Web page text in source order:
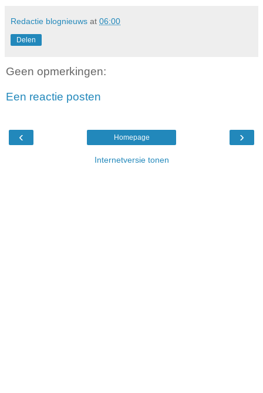
Redactie blognieuws at 06:00
Delen
Geen opmerkingen:
Een reactie posten
‹ ›
Homepage
Internetversie tonen